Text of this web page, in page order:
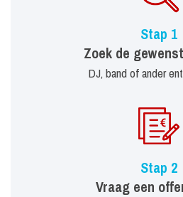
Stap 1
Zoek de
DJ, band of ander
Stap 2
Vraag een